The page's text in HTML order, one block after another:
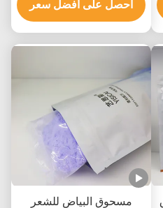
احصل على أفضل سعر
مسحوق البياض للشعر